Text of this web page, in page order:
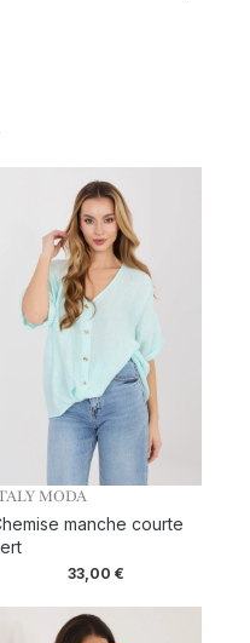
MODA
manche courte
33,00 €